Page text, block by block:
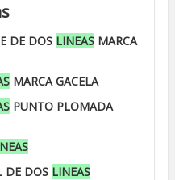
DE DOS LINEAS MARCA
MARCA GACELA
PUNTO PLOMADA
DE DOS LINEAS